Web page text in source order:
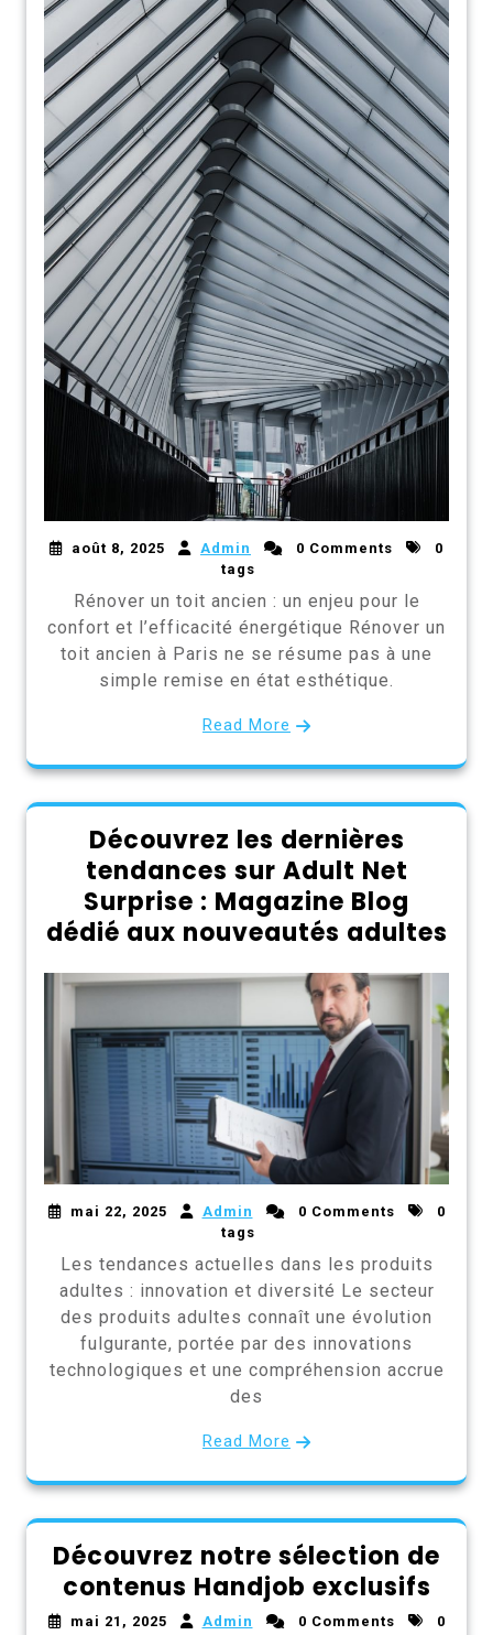
août 8, 2025 Admin 0 Comments
0
tags
Rénover un toit ancien : un enjeu pour le
confort et l’efficacité énergétique Rénover un
toit ancien à Paris ne se résume pas à une
simple remise en état esthétique.
Read More
Découvrez les dernières
tendances sur Adult Net
Surprise : Magazine Blog
dédié aux nouveautés adultes
mai 22, 2025 Admin 0 Comments
0
tags
Les tendances actuelles dans les produits
adultes : innovation et diversité Le secteur
des produits adultes connaît une évolution
fulgurante, portée par des innovations
technologiques et une compréhension accrue
des
Read More
Découvrez notre sélection de
contenus Handjob exclusifs
mai 21, 2025 Admin 0 Comments
0